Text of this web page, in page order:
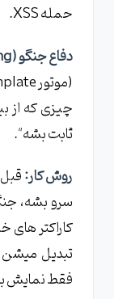
حمله XSS.
دفاع جنگو (Template Escaping):
چیزی که از
ثابت بشه".
روش کار:
سرو بشه،
کاراکتر های
تبدیل میشن
فقط نمایش